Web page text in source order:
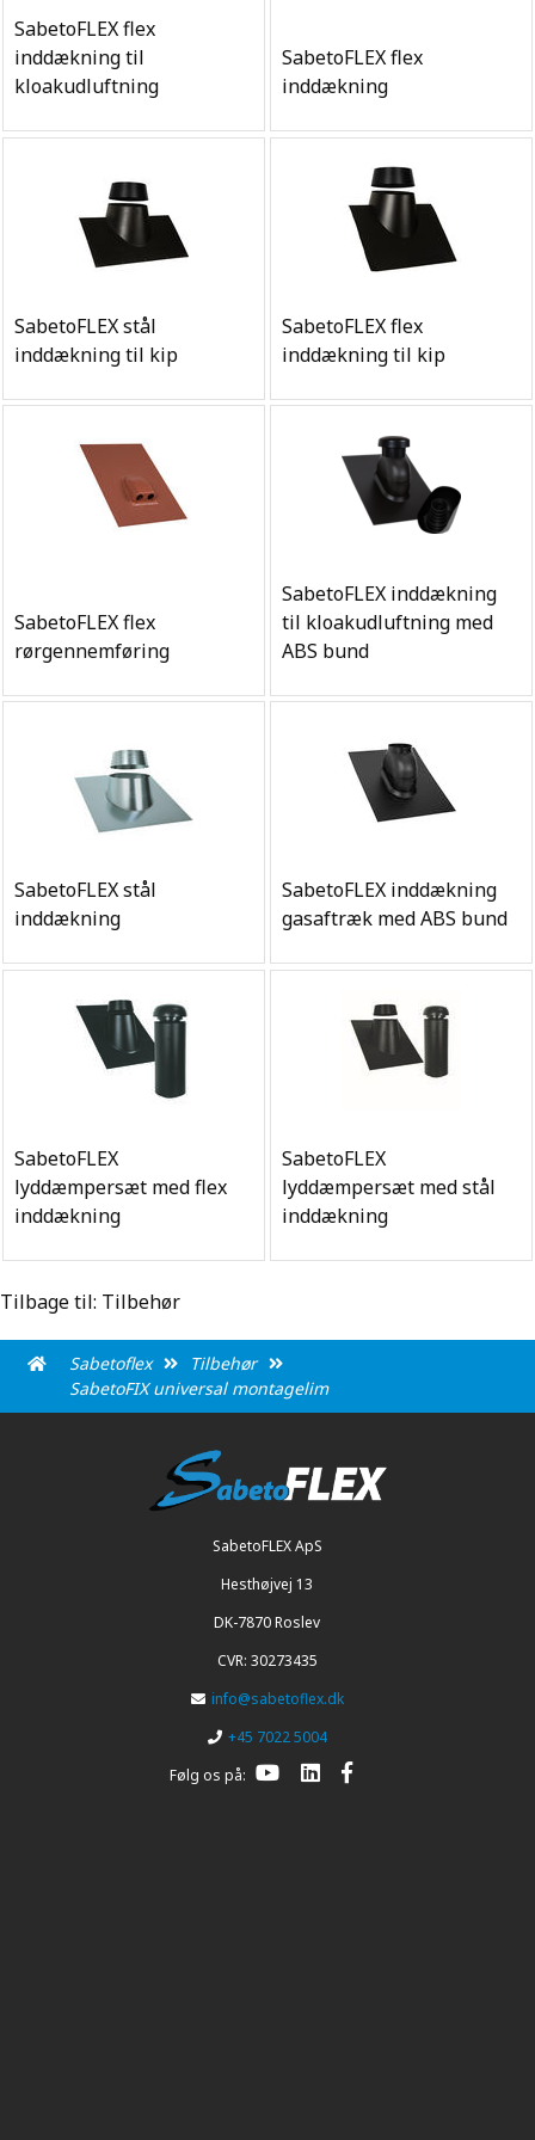
SabetoFLEX flex
inddækning til
kloakudluftning
SabetoFLEX flex
inddækning
SabetoFLEX stål
inddækning til kip
SabetoFLEX flex
inddækning til kip
SabetoFLEX flex
rørgennemføring
SabetoFLEX inddækning
til kloakudluftning med
ABS bund
SabetoFLEX stål
inddækning
SabetoFLEX inddækning
gasaftræk med ABS bund
SabetoFLEX
lyddæmpersæt med flex
inddækning
SabetoFLEX
lyddæmpersæt med stål
inddækning
Tilbage til: Tilbehør
Sabetoflex
Tilbehør
SabetoFIX universal montagelim
SabetoFLEX ApS
Hesthøjvej 13
DK-7870 Roslev
CVR: 30273435
info@sabetoflex.dk
+45 7022 5004
Følg os på: